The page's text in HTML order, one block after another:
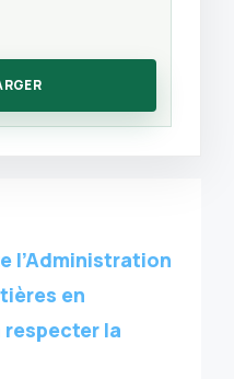
l’Administration
en
respecter la